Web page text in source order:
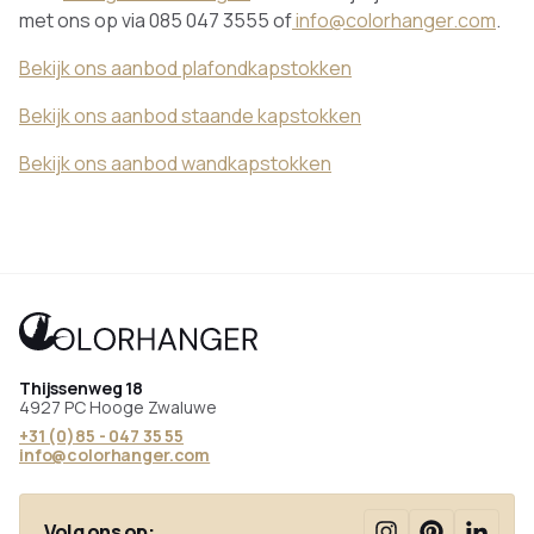
met ons op via 085 047 3555 ofinfo@colorhanger.com.
Bekijk ons aanbod plafondkapstokken
Bekijk ons aanbod staande kapstokken
Bekijk ons aanbod wandkapstokken
Thijssenweg 18
4927 PC Hooge Zwaluwe
+31 (0)85 - 047 35 55
info@colorhanger.com